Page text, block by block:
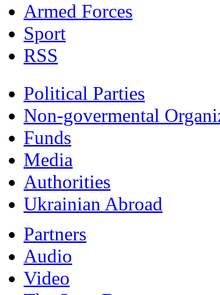
Armed Forces
Sport
RSS
Political Parties
Non-govermental
Funds
Мedia
Authorities
Ukrainian Abroad
Partners
Audio
Video